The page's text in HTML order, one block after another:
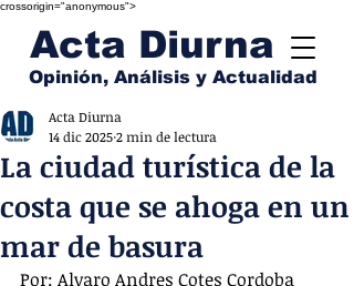
crossorigin="anonymous">
Acta Diurna
Opinión, Análisis y Actualidad
La ciudad turística de la
costa que se ahoga en un
mar de basura
Acta Diurna
14 dic 20252 min de lectura
Por: Alvaro Andres Cotes Cordoba